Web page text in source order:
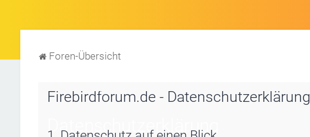
Foren-Übersicht
Firebirdforum.de - Datenschutzerklärung
Datenschutz­erklärung